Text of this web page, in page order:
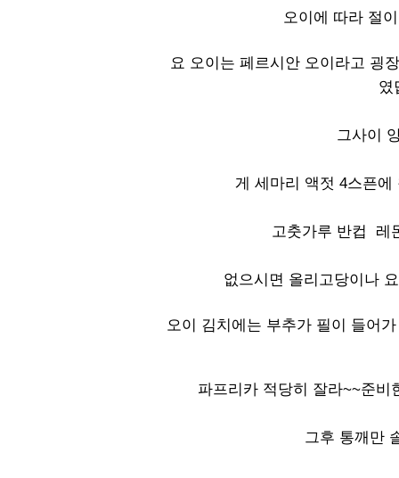
오이에 따라 절
요 오이는 페르시안 오이라고 굉
였
그사이
게 세마리 액젓 4스픈
고춧가루 반컵 레
없으시면 올리고당이나
오이 김치에는 부추가 필이 들어
파프리카 적당히 잘라~~준비
그후 통깨만